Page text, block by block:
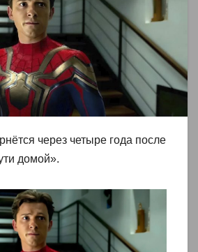
через четыре года после
домой».